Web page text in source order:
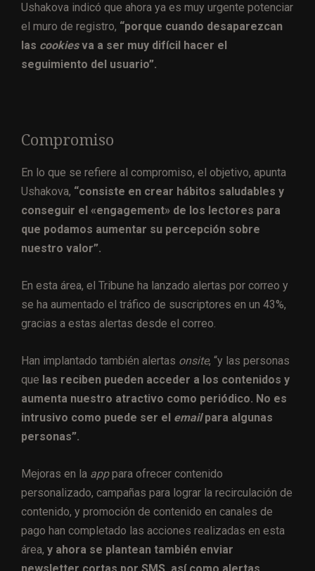
Ushakova indicó que ahora ya es muy urgente potenciar
el muro de registro, “porque cuando desaparezcan
las cookiesva a ser muy difícil hacer el
seguimiento del usuario”.
Compromiso
En lo que se refiere al compromiso, el objetivo, apunta
Ushakova, “consiste en crear hábitos saludables y
conseguir el «engagement» de los lectores para
que podamos aumentar su percepción sobre
nuestro valor”.
En esta área, el Tribune ha lanzado alertas por correo y
se ha aumentado el tráfico de suscriptores en un 43%,
gracias a estas alertas desde el correo.
Han implantado también alertas onsite, “y las personas
que las reciben pueden acceder a los contenidos y
aumenta nuestro atractivo como periódico. No es
intrusivo como puede ser el emailpara algunas
personas”.
Mejoras en la apppara ofrecer contenido
personalizado, campañas para lograr la recirculación de
contenido, y promoción de contenido en canales de
pago han completado las acciones realizadas en esta
área, y ahora se plantean también enviar